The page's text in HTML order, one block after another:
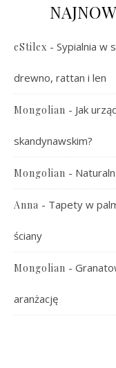
eStilex - Sypialnia w
drewno, rattan i len
Mongolian - Jak
skandynawskim?
Mongolian -
Anna - Tapety w
ściany
Mongolian -
aranżację